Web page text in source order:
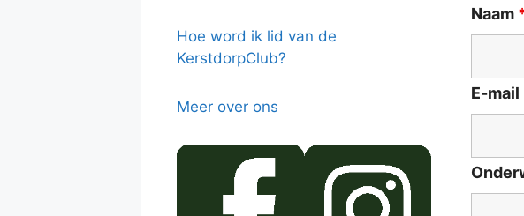
Hoe word ik lid van de
KerstdorpClub?
Meer over ons
Naam
E-mail